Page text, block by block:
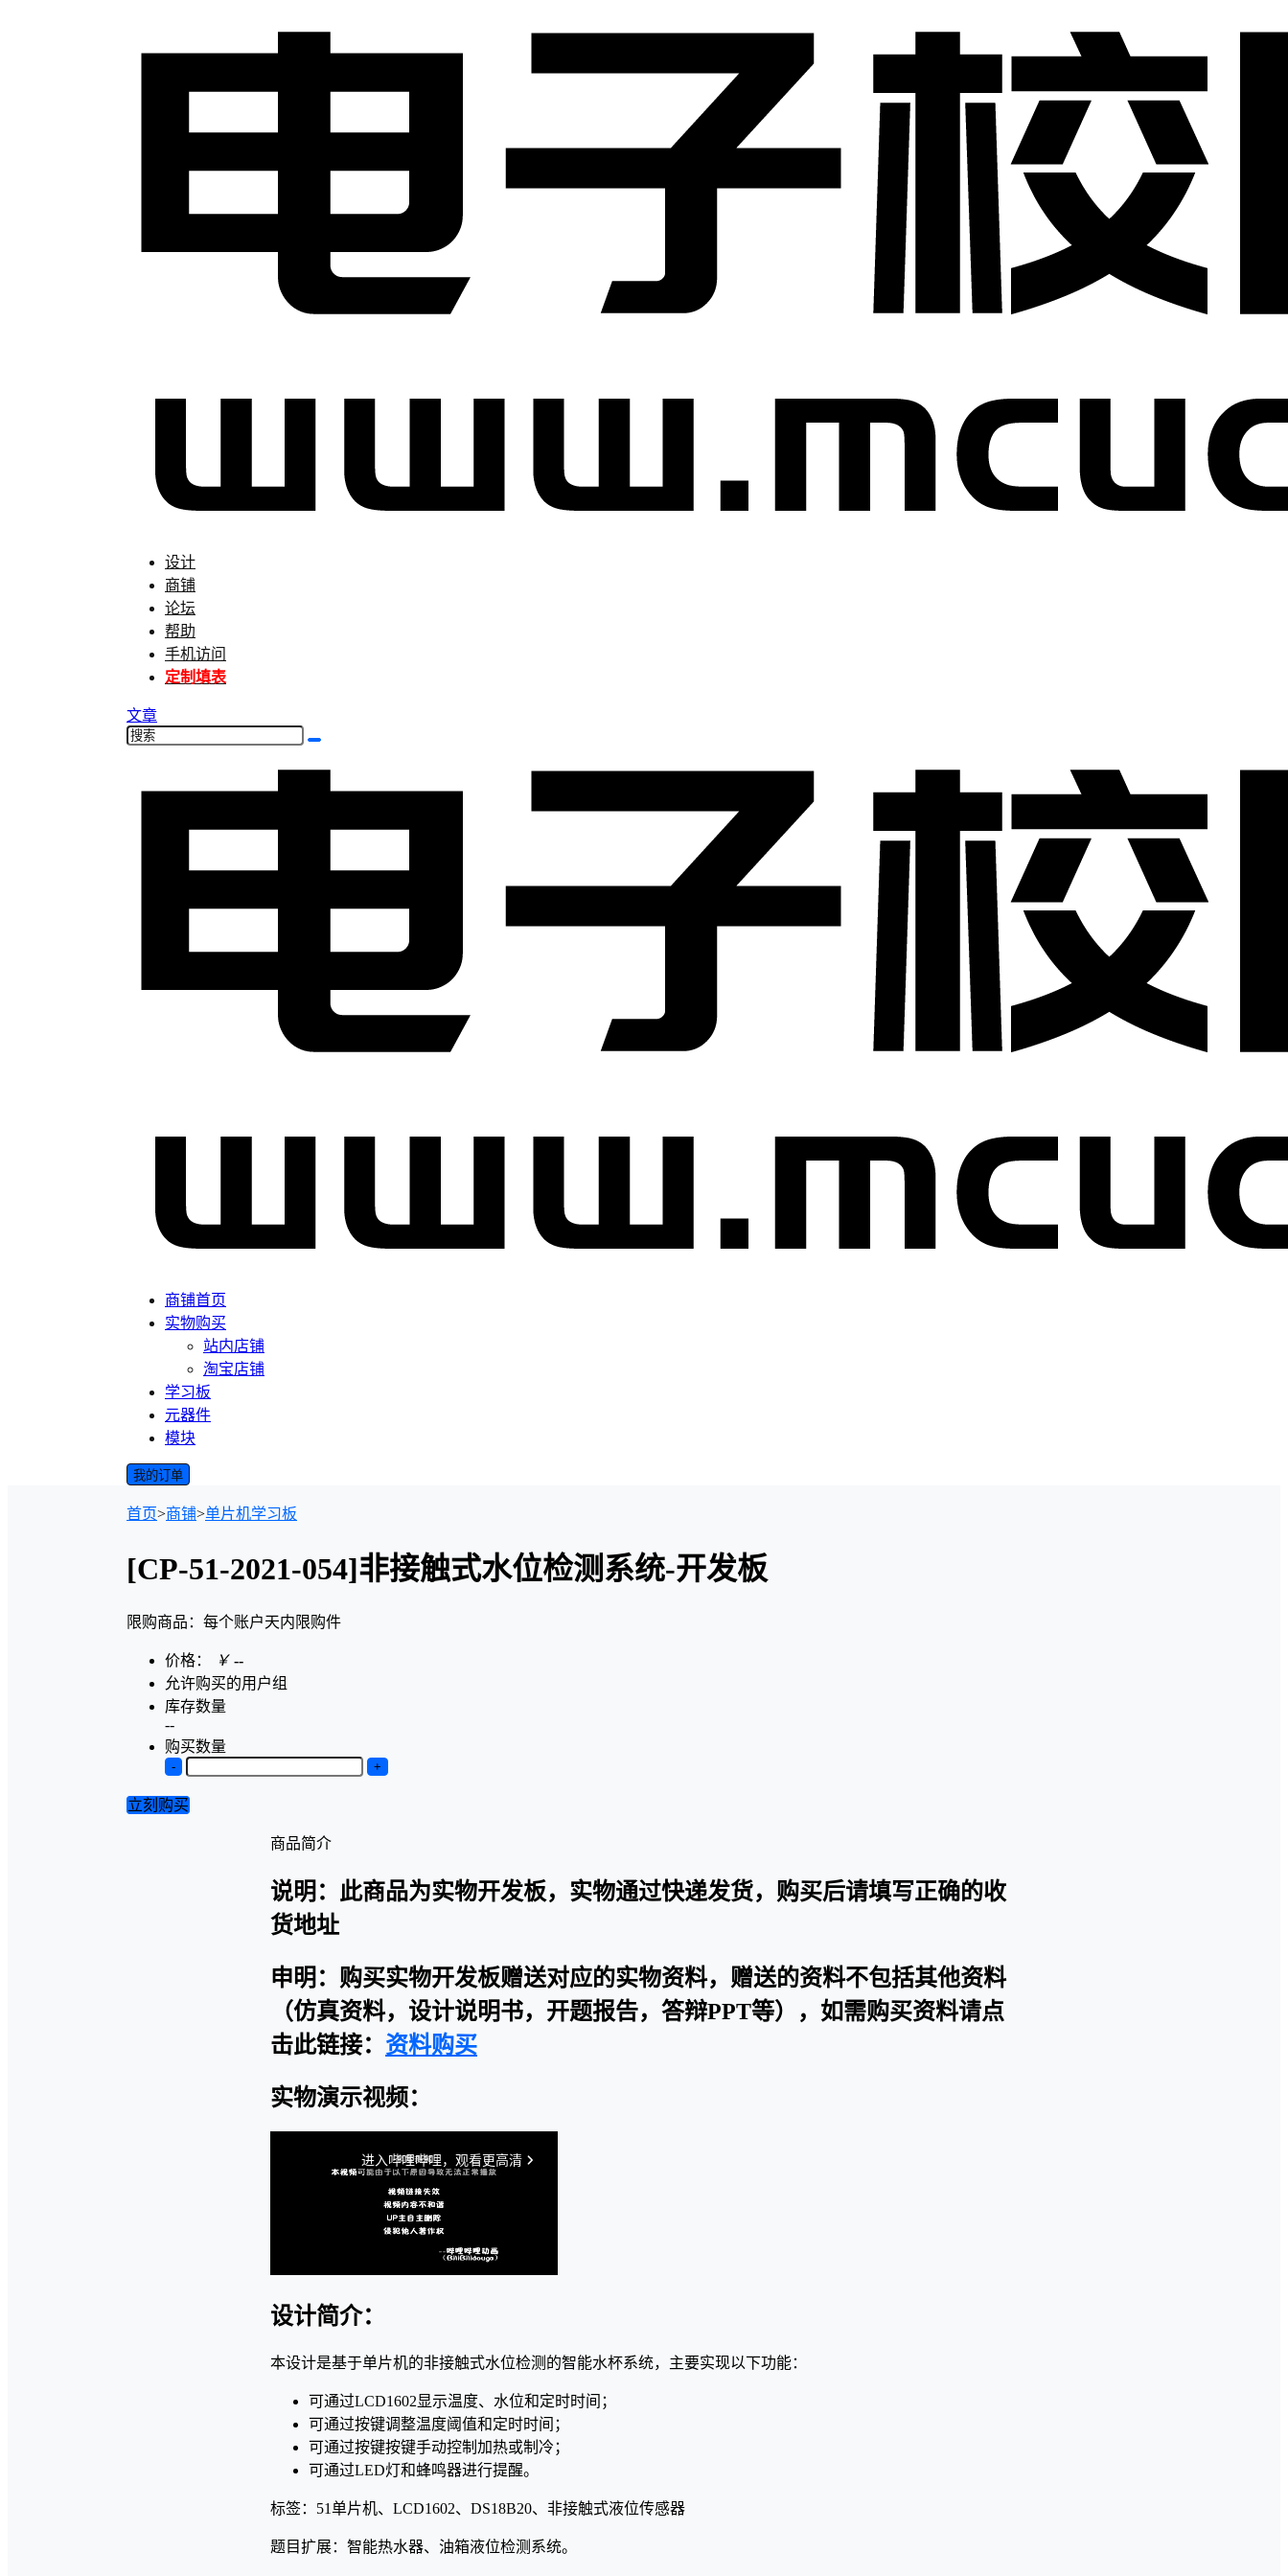
设计
商铺
论坛
帮助
手机访问
定制填表
文章
商铺首页
实物购买
站内店铺
淘宝店铺
学习板
元器件
模块
我的订单
首页>商铺>单片机学习板
[CP-51-2021-054]非接触式水位检测系统-开发板
限购商品：每个账户天内 限购件
价格： ￥ --
允许购买的用户组
库存数量
--
购买数量
- +
立刻购买
商品简介
说明：此商品为实物开发板，实物通过快递发货，购买后请填写正确的收
货地址
申明：购买实物开发板赠送对应的实物资料，赠送的资料不包括其他资料
（仿真资料，设计说明书，开题报告，答辩PPT等），如需购买资料请点
击此链接： 资料购买
实物演示视频：
设计简介：
本设计是基于单片机的非接触式水位检测的智能水杯系统，主要实现以下功能：
可通过LCD1602显示温度、水位和定时时间；
可通过按键调整温度阈值和定时时间；
可通过按键按键手动控制加热或制冷；
可通过LED灯和蜂鸣器进行提醒。
标签：51单片机、LCD1602、DS18B20、非接触式液位传感器
题目扩展：智能热水器、油箱液位检测系统。